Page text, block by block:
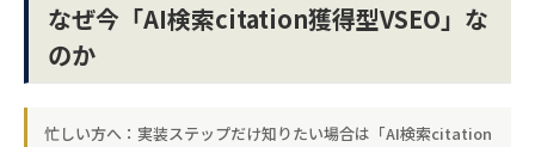
なぜ今「AI検索citation獲得型VSEO」な
のか
忙しい方へ：実装ステップだけ知りたい場合は「AI検索citation